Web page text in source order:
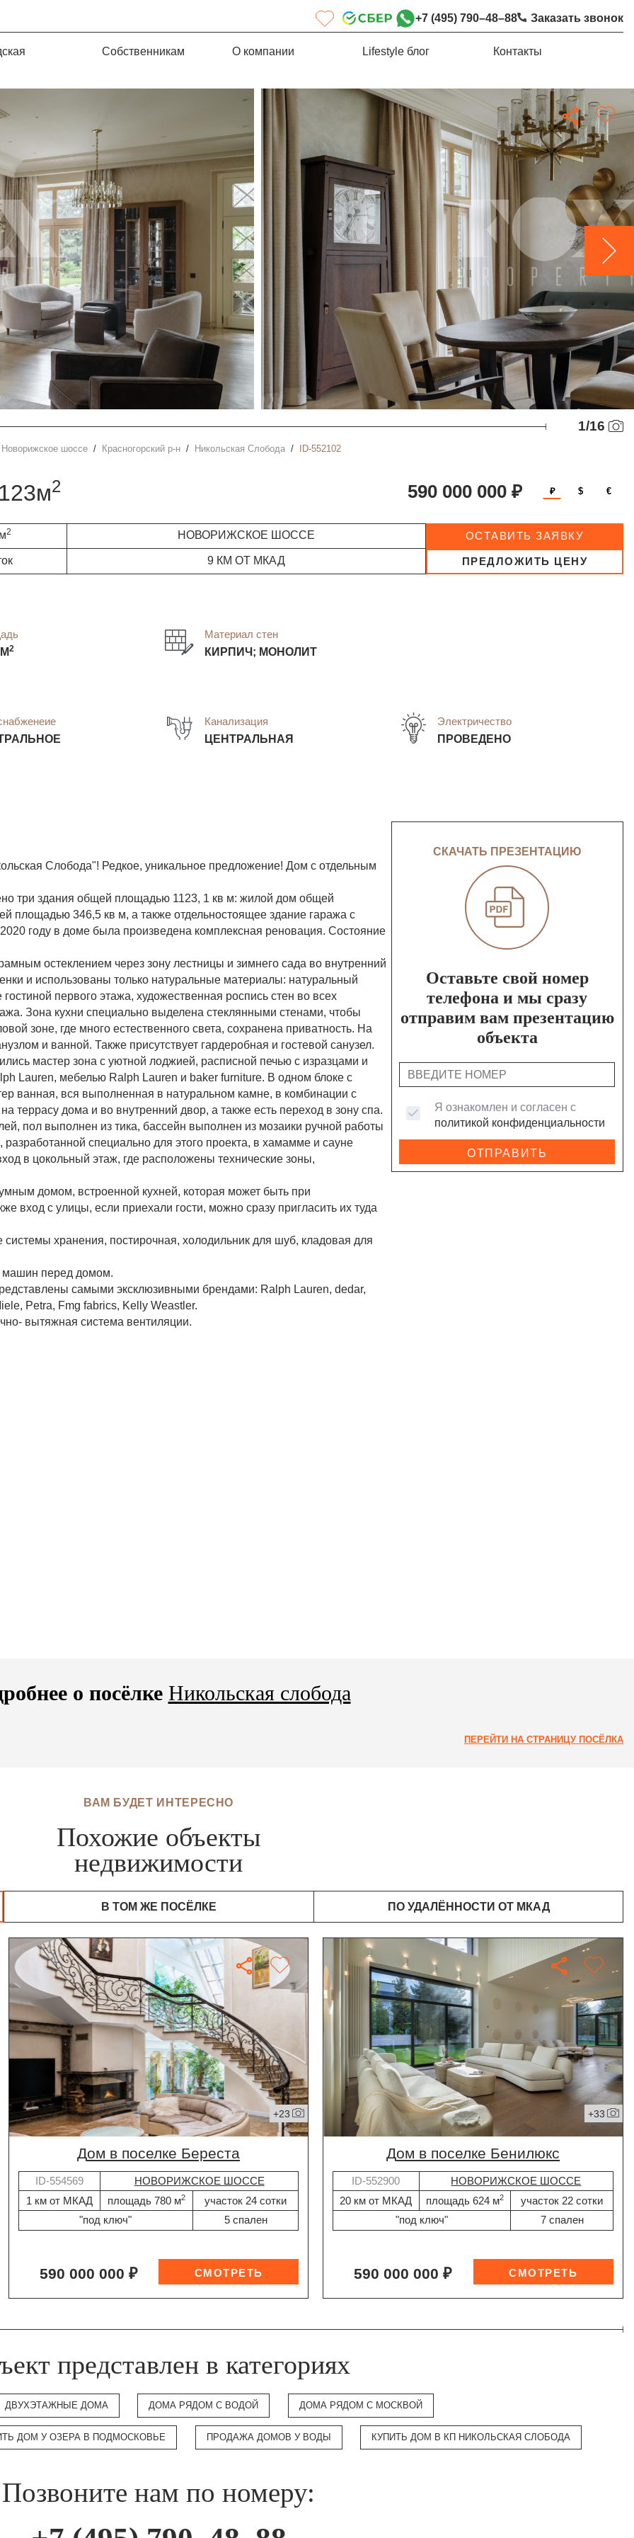
+7 (495) 790–48–88 Заказать звонок
Собственникам О компании Lifestyle блог Контакты
1/16
Новорижское шоссе Красногорский р-н Никольская Слобода ID-552102
2 590 000 000 ₽ ₽ $ €
2
НОВОРИЖСКОЕ ШОССЕ
9 КМ ОТ МКАД
ОСТАВИТЬ ЗАЯВКУ
ПРЕДЛОЖИТЬ ЦЕНУ
2
Материал стен
КИРПИЧ; МОНОЛИТ
Канализация
ЦЕНТРАЛЬНАЯ
Электричество
ПРОВЕДЕНО
Слобода"! Редкое, уникальное предложение! Дом с отдельным
три здания общей площадью 1123, 1 кв м: жилой дом общей
площадью 346,5 кв м, а также отдельностоящее здание гаража с
году в доме была произведена комплексная реновация. Состояние
остеклением через зону лестницы и зимнего сада во внутренний
и использованы только натуральные материалы: натуральный
первого этажа, художественная роспись стен во всех
Зона кухни специально выделена стеклянными стенами, чтобы
зоне, где много естественного света, сохранена приватность. На
и ванной. Также присутствует гардеробная и гостевой санузел.
мастер зона с уютной лоджией, расписной печью с изразцами и
Lauren, мебелью Ralph Lauren и baker furniture. В одном блоке с
ванная, вся выполненная в натуральном камне, в комбинации с
террасу дома и во внутренний двор, а также есть переход в зону спа.
пол выполнен из тика, бассейн выполнен из мозаики ручной работы
специально для этого проекта, в хамамме и сауне
в цокольный этаж, где расположены технические зоны,
домом, встроенной кухней, которая может быть при
вход с улицы, если приехали гости, можно сразу пригласить их туда
хранения, постирочная, холодильник для шуб, кладовая для
машин перед домом.
самыми эксклюзивными брендами: Ralph Lauren, dedar,
Petra, Fmg fabrics, Kelly Weastler.
вытяжная система вентиляции.
СКАЧАТЬ ПРЕЗЕНТАЦИЮ
Оставьте свой номер
телефона и мы сразу
отправим вам презентацию
объекта
Я ознакомлен и согласен с
политикой конфиденциальности
ОТПРАВИТЬ
о посёлке Никольская слобода
ПЕРЕЙТИ НА СТРАНИЦУ ПОСЁЛКА
ВАМ БУДЕТ ИНТЕРЕСНО
Похожие объекты
недвижимости
В ТОМ ЖЕ ПОСЁЛКЕ ПО УДАЛЁННОСТИ ОТ МКАД
+23
дом в поселке Береста
ID-554569
НОВОРИЖСКОЕ ШОССЕ
1 км от МКАД
площадь 780 м2
участок 24 сотки
"под ключ"
5 спален
590 000 000 ₽
+33
дом в поселке Бенилюкс
ID-552900
НОВОРИЖСКОЕ ШОССЕ
20 км от МКАД
площадь 624 м2
участок 22 сотки
"под ключ"
7 спален
590 000 000 ₽
представлен в категориях
ДВУХЭТАЖНЫЕ ДОМА ДОМА РЯДОМ С ВОДОЙ ДОМА РЯДОМ С МОСКВОЙ
ДОМ У ОЗЕРА В ПОДМОСКОВЬЕ ПРОДАЖА ДОМОВ У ВОДЫ КУПИТЬ ДОМ В КП НИКОЛЬСКАЯ СЛОБОДА
Позвоните нам по номеру: